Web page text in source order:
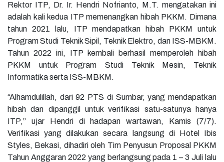
Rektor ITP, Dr. Ir. Hendri Nofrianto, M.T. mengatakan ini
adalah kali kedua ITP memenangkan hibah PKKM. Dimana
tahun 2021 lalu, ITP mendapatkan hibah PKKM untuk
Program Studi Teknik Sipil, Teknik Elektro, dan ISS-MBKM.
Tahun 2022 ini, ITP kembali berhasil memperoleh hibah
PKKM untuk Program Studi Teknik Mesin, Teknik
Informatika serta ISS-MBKM.
“Alhamdulillah, dari 92 PTS di Sumbar, yang mendapatkan
hibah dan dipanggil untuk verifikasi satu-satunya hanya
ITP,” ujar Hendri di hadapan wartawan, Kamis (7/7).
Verifikasi yang dilakukan secara langsung di Hotel Ibis
Styles, Bekasi, dihadiri oleh Tim Penyusun Proposal PKKM
Tahun Anggaran 2022 yang berlangsung pada 1 – 3 Juli lalu